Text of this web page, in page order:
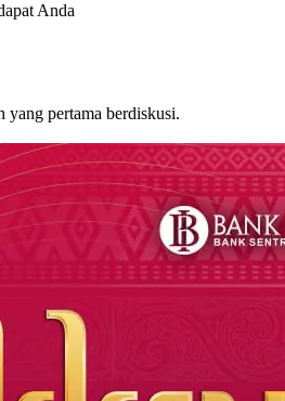
Anda
yang pertama berdiskusi.